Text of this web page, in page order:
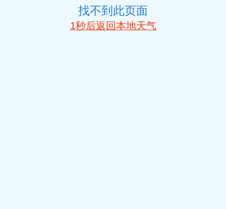
找不到此页面
1秒后返回本地天气